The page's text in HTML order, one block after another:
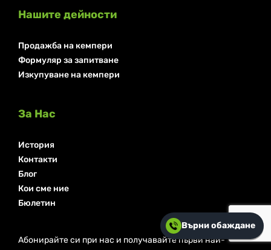
Върни обаждане
Нашите дейности
Продажба на кемпери
Формуляр за запитване
Изкупуване на кемпери
За Нас
История
Контакти
Блог
Кои сме ние
Бюлетин
Абонирайте си при нас и получавайте първи най-